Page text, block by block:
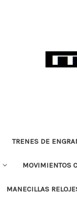
TRENES DE
MOVIMIENTOS
MANECILLAS